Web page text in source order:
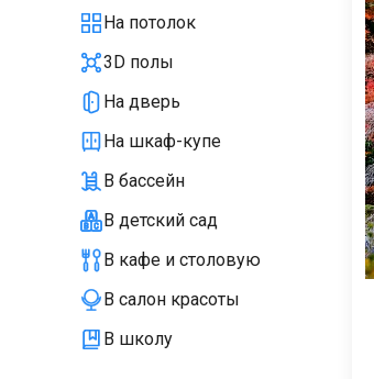
На потолок
3D полы
На дверь
На шкаф-купе
В бассейн
В детский сад
В кафе и столовую
В салон красоты
В школу